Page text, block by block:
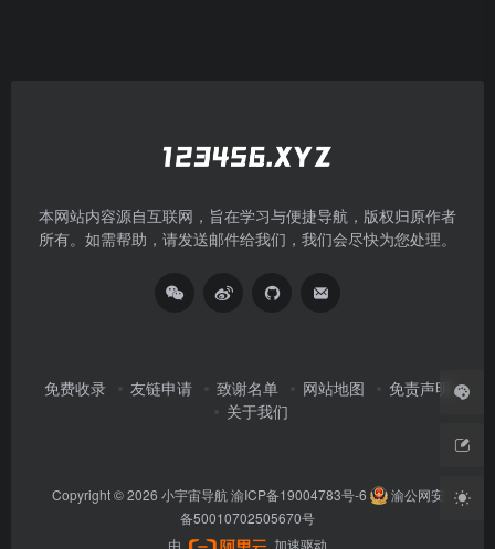
本网站内容源自互联网，旨在学习与便捷导航，版权归原作者
所有。如需帮助，请发送邮件给我们，我们会尽快为您处理。
免费收录 友链申请 致谢名单 网站地图
免责声明
关于我们
Copyright © 2026 小宇宙导航 渝ICP备19004783号-6
渝公网安
备50010702505670号
由
加速驱动